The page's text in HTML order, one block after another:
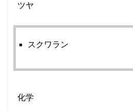
ツヤ
スクワラン
化学